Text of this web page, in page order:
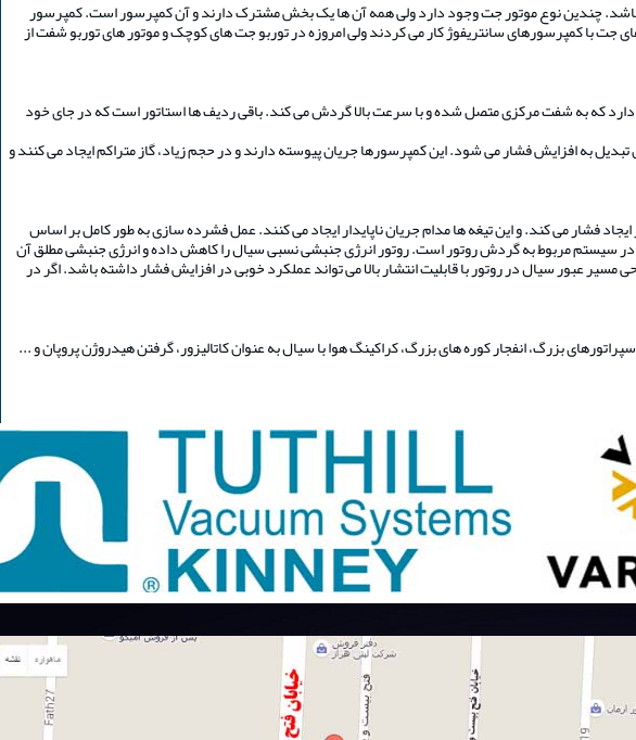
باشد. چندین نوع موتور جت وجود دارد ولی همه آن ها یک بخش مشترک دارند و آن کمپرسور است. کمپرسور
جت با کمپرسورهای سانتریفوژ کار می کردند ولی امروزه در توربو جت های کوچک و موتور های توربو شفت از
که به شفت مرکزی متصل شده و با سرعت بالا گردش می کند. باقی ردیف ها استاتور است که در جای خود
به افزایش فشار می شود. این کمپرسورها جریان پیوسته دارند و در حجم زیاد، گاز متراکم ایجاد می کنند و
می کند. و این تیغه ها مدام جریان ناپایدار ایجاد می کنند. عمل فشرده سازی به طور کامل بر اساس
سیستم مربوط به گردش روتور است. روتور انرژی جنبشی نسبی سیال را کاهش داده و انرژی جنبشی مطلق آن
عبور سیال در روتور با قابلیت انتشار بالا می تواند عملکرد خوبی در افزایش فشار داشته باشد. اگر در
بزرگ، انفجار کوره های بزرگ، کراکینگ هوا با سیال به عنوان کاتالیزور، گرفتن هیدروژن پروپان و ...